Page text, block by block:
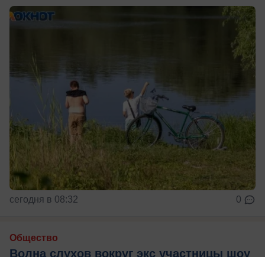
сегодня в 08:32 0
Общество
Волна слухов вокруг экс участницы шоу